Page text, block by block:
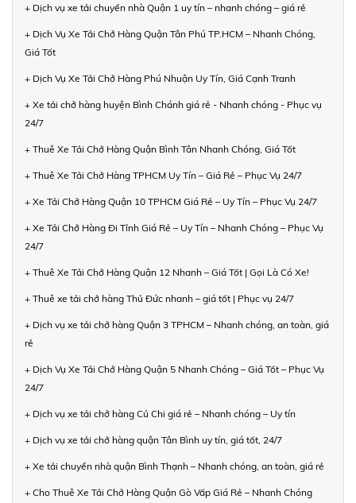
+ Dịch vụ xe tải chuyển nhà Quận 1 uy tín – nhanh chóng – giá rẻ
+ Dịch Vụ Xe Tải Chở Hàng Quận Tân Phú TP.HCM – Nhanh Chóng,
Giá Tốt
+ Dịch Vụ Xe Tải Chở Hàng Phú Nhuận Uy Tín, Giá Cạnh Tranh
+ Xe tải chở hàng huyện Bình Chánh giá rẻ - Nhanh chóng - Phục vụ
24/7
+ Thuê Xe Tải Chở Hàng Quận Bình Tân Nhanh Chóng, Giá Tốt
+ Thuê Xe Tải Chở Hàng TPHCM Uy Tín – Giá Rẻ – Phục Vụ 24/7
+ Xe Tải Chở Hàng Quận 10 TPHCM Giá Rẻ – Uy Tín – Phục Vụ 24/7
+ Xe Tải Chở Hàng Đi Tỉnh Giá Rẻ – Uy Tín – Nhanh Chóng – Phục Vụ
24/7
+ Thuê Xe Tải Chở Hàng Quận 12 Nhanh – Giá Tốt | Gọi Là Có Xe!
+ Thuê xe tải chở hàng Thủ Đức nhanh – giá tốt | Phục vụ 24/7
+ Dịch vụ xe tải chở hàng Quận 3 TPHCM – Nhanh chóng, an toàn, giá
rẻ
+ Dịch Vụ Xe Tải Chở Hàng Quận 5 Nhanh Chóng – Giá Tốt – Phục Vụ
24/7
+ Dịch vụ xe tải chở hàng Củ Chi giá rẻ – Nhanh chóng – Uy tín
+ Dịch vụ xe tải chở hàng quận Tân Bình uy tín, giá tốt, 24/7
+ Xe tải chuyển nhà quận Bình Thạnh – Nhanh chóng, an toàn, giá rẻ
+ Cho Thuê Xe Tải Chở Hàng Quận Gò Vấp Giá Rẻ – Nhanh Chóng